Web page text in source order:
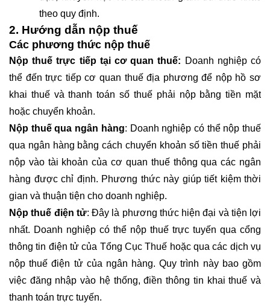
theo quy định.
2. Hướng dẫn nộp thuế
Các phương thức nộp thuế
Nộp thuế trực tiếp tại cơ quan thuế: Doanh nghiệp có
thể đến trực tiếp cơ quan thuế địa phương để nộp hồ sơ
khai thuế và thanh toán số thuế phải nộp bằng tiền mặt
hoặc chuyển khoản.
Nộp thuế qua ngân hàng: Doanh nghiệp có thể nộp thuế
qua ngân hàng bằng cách chuyển khoản số tiền thuế phải
nộp vào tài khoản của cơ quan thuế thông qua các ngân
hàng được chỉ định. Phương thức này giúp tiết kiệm thời
gian và thuận tiện cho doanh nghiệp.
Nộp thuế điện tử: Đây là phương thức hiện đại và tiện lợi
nhất. Doanh nghiệp có thể nộp thuế trực tuyến qua cổng
thông tin điện tử của Tổng Cục Thuế hoặc qua các dịch vụ
nộp thuế điện tử của ngân hàng. Quy trình này bao gồm
việc đăng nhập vào hệ thống, điền thông tin khai thuế và
thanh toán trực tuyến.